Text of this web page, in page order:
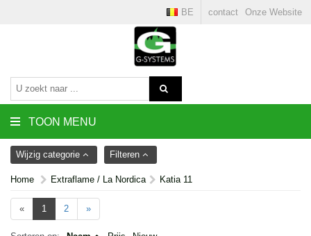
contact Onze Website
BE
TOON MENU
Wijzig categorie Filteren
Home Extraflame / La Nordica Katia 11
« 1 2 »